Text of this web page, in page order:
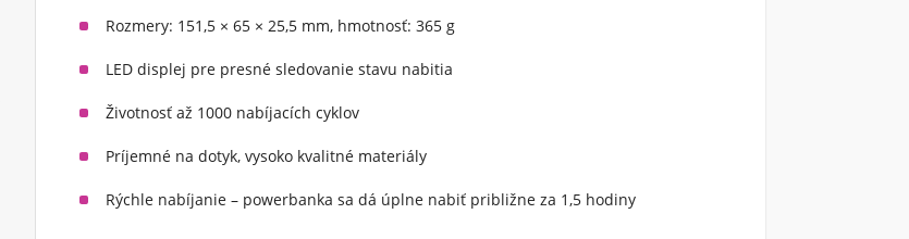
Rozmery: 151,5 × 65 × 25,5 mm, hmotnosť: 365 g
LED displej pre presné sledovanie stavu nabitia
Životnosť až 1000 nabíjacích cyklov
Príjemné na dotyk, vysoko kvalitné materiály
Rýchle nabíjanie – powerbanka sa dá úplne nabiť približne za 1,5 hodiny